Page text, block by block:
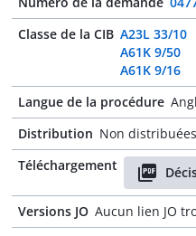
Classe de la CIB A23L 33/10
A61K 9/50
A61K 9/16
Langue de la procédure
Distribution Non
Téléchargement
Versions JO Aucun lien JO